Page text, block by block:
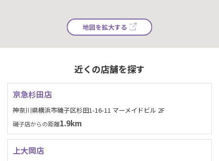
地図を拡大する
近くの店舗を探す
京急杉田店
神奈川県横浜市磯子区杉田1-16-11 マーメイドビル 2F
磯子店からの距離1.9km
上大岡店